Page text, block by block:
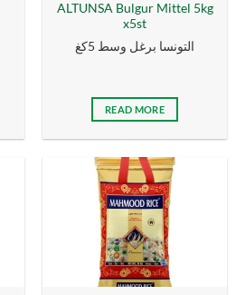
ALTUNSA Bulgur Mittel 5kg
x5st
التونسا برغل وسط 5كغ
READ MORE